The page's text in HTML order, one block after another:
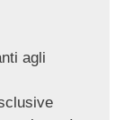
agli